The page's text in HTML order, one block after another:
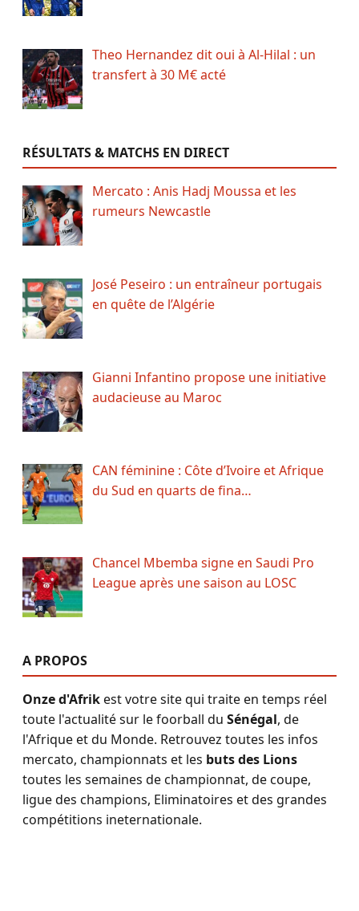
Theo Hernandez dit oui à Al-Hilal : un
transfert à 30 M€ acté
RÉSULTATS & MATCHS EN DIRECT
Mercato : Anis Hadj Moussa et les
rumeurs Newcastle
José Peseiro : un entraîneur portugais
en quête de l’Algérie
Gianni Infantino propose une initiative
audacieuse au Maroc
CAN féminine : Côte d’Ivoire et Afrique
du Sud en quarts de fina…
Chancel Mbemba signe en Saudi Pro
League après une saison au LOSC
A PROPOS
Onze d'Afrikest votre site qui traite en temps réel
toute l'actualité sur le foorball du Sénégal, de
l'Afrique et du Monde. Retrouvez toutes les infos
mercato, championnats et les buts des Lions
toutes les semaines de championnat, de coupe,
ligue des champions, Eliminatoires et des grandes
compétitions ineternationale.